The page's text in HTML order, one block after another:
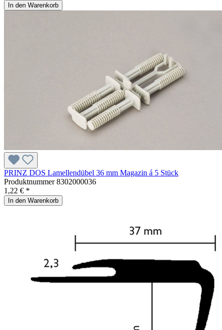
In den Warenkorb
PRINZ DOS Lamellendübel 36 mm Magazin á 5 Stück
Produktnummer8302000036
1,22 € *
In den Warenkorb